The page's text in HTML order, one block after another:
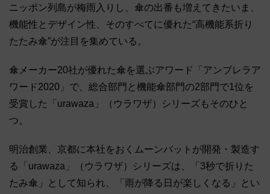
ニッポン列島が梅雨入りし、傘の出番も増えてきたいま、
機能性とデザイン性、そのすべてに優れた“高機能系折り
たたみ傘”が注目を集めている。
傘メーカー20社が優れた傘を選ぶアワード「アンブレラア
ワード2020」で、総合部門と機能傘部門の2部門で1位を
受賞した「urawaza」（ウラワザ）シリーズもそのひと
つ。
明治創業、京都に本社をおくムーンバットが開発・製造す
る「urawaza」（ウラワザ）シリーズは、「3秒で折りた
たみ傘」として知られ、「雨が降る日が楽しくなる」とい